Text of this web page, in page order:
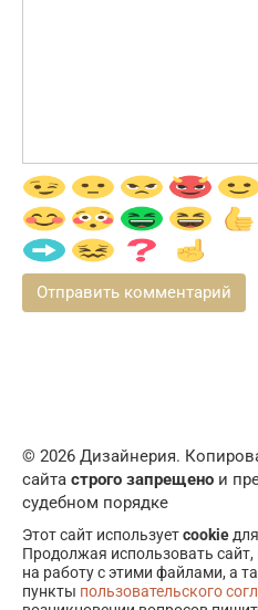
© 2026 Дизайнерия.
сайта строго запрещено и
судебном порядке
Этот сайт используетcookie
Продолжая использовать сайт,
на работу с этими файлами, а
пункты пользовательского